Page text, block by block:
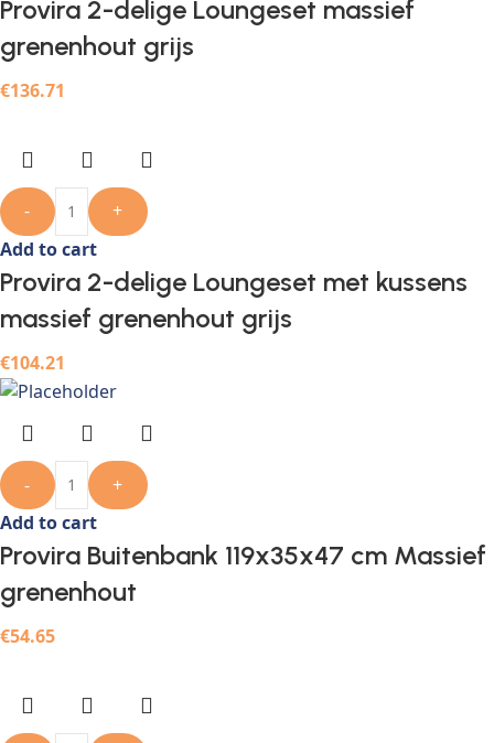
Provira 2-delige Loungeset massief
grenenhout grijs
€136.71
-
+
Add to cart
Provira 2-delige Loungeset met kussens
massief grenenhout grijs
€104.21
-
+
Add to cart
Provira Buitenbank 119x35x47 cm Massief
grenenhout
€54.65